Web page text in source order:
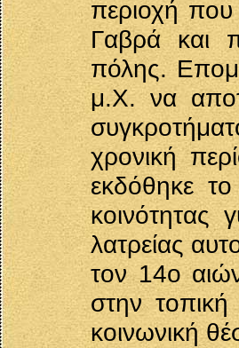
περιοχή
Γαβρά και
πόλης.
μ.Χ. να
χρονική
εκδόθηκε
κοινότητας
λατρείας
τον 14ο
στην
κοινωνική